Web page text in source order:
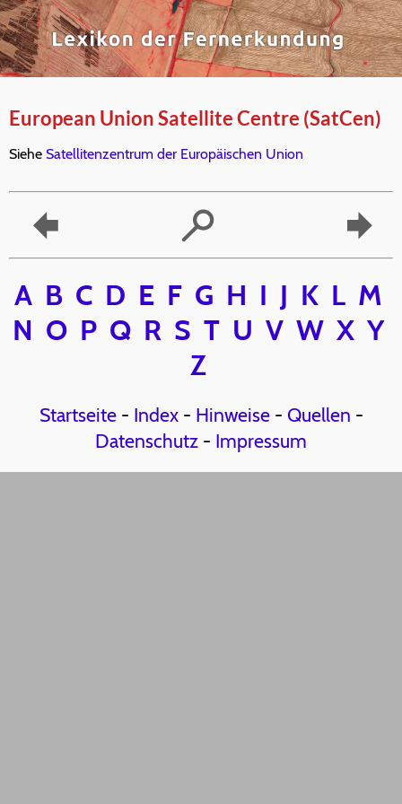
European Union Satellite Centre (SatCen)
Siehe Satellitenzentrum der Europäischen Union
A B C D E F G H I J K L M
N O P Q R S T U V W X Y
Z
Startseite- Index- Hinweise- Quellen -
Datenschutz - Impressum